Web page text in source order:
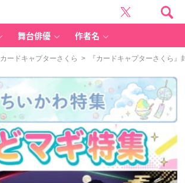
舞台俳優 作者名
カードキャプターさくら > 『カードキャプターさくら』